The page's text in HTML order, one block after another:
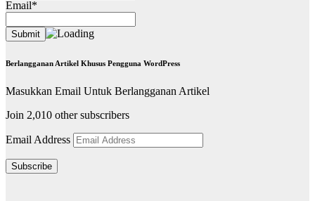
Email*
Berlangganan Artikel Khusus Pengguna WordPress
Masukkan Email Untuk Berlangganan Artikel
Join 2,010 other subscribers
Email Address
Subscribe